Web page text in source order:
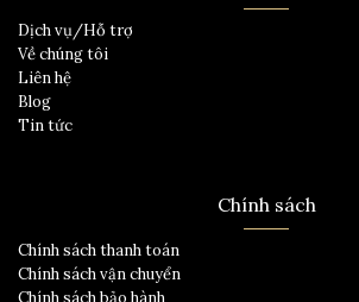
Dịch vụ/Hỗ trợ
Về chúng tôi
Liên hệ
Blog
Tin tức
Chính sách
Chính sách thanh toán
Chính sách vận chuyển
Chính sách bảo hành